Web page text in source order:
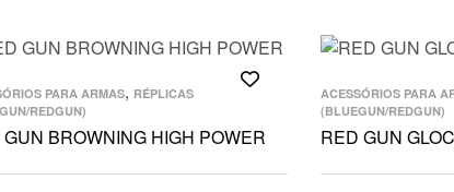
PARA ARMAS, RÉPLICAS
REDGUN)
BROWNING HIGH POWER
ACESSÓRIOS PARA
(BLUEGUN/REDGUN)
RED GUN